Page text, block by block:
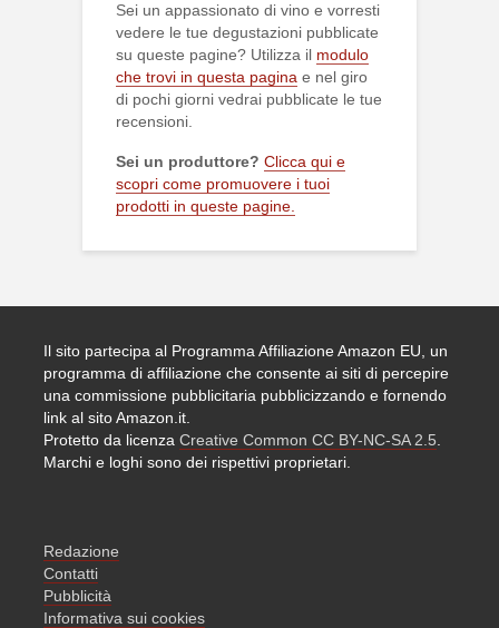
Sei un appassionato di vino e vorresti
vedere le tue degustazioni pubblicate
su queste pagine? Utilizza il modulo
che trovi in questa pagina e nel giro
di pochi giorni vedrai pubblicate le tue
recensioni.
Sei un produttore? Clicca qui e
scopri come promuovere i tuoi
prodotti in queste pagine.
Il sito partecipa al Programma Affiliazione Amazon EU, un
programma di affiliazione che consente ai siti di percepire
una commissione pubblicitaria pubblicizzando e fornendo
link al sito Amazon.it.
Protetto da licenza Creative Common CC BY-NC-SA 2.5
Marchi e loghi sono dei rispettivi proprietari.
Redazione
Contatti
Pubblicità
Informativa sui cookies